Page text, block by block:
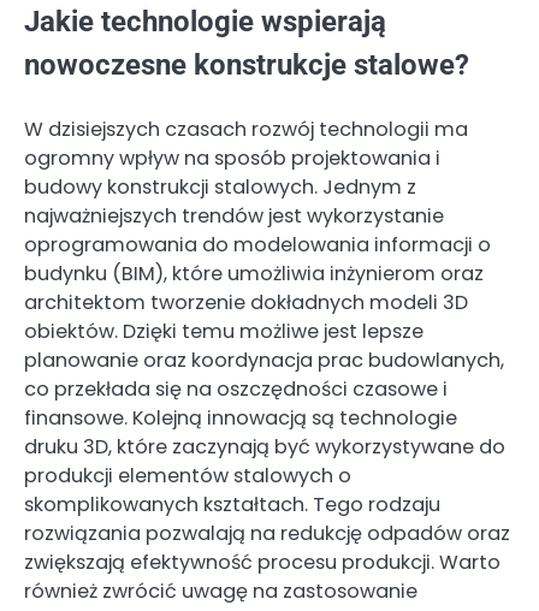
Jakie technologie wspierają
nowoczesne konstrukcje stalowe?
W dzisiejszych czasach rozwój technologii ma
ogromny wpływ na sposób projektowania i
budowy konstrukcji stalowych. Jednym z
najważniejszych trendów jest wykorzystanie
oprogramowania do modelowania informacji o
budynku (BIM), które umożliwia inżynierom oraz
architektom tworzenie dokładnych modeli 3D
obiektów. Dzięki temu możliwe jest lepsze
planowanie oraz koordynacja prac budowlanych,
co przekłada się na oszczędności czasowe i
finansowe. Kolejną innowacją są technologie
druku 3D, które zaczynają być wykorzystywane do
produkcji elementów stalowych o
skomplikowanych kształtach. Tego rodzaju
rozwiązania pozwalają na redukcję odpadów oraz
zwiększają efektywność procesu produkcji. Warto
również zwrócić uwagę na zastosowanie